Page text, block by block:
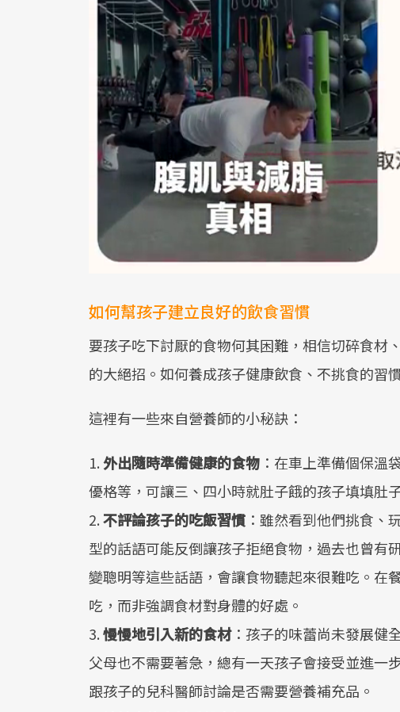
如何幫孩子建立良好的飲食習慣
要孩子吃下討厭的食物何其困難，相信切碎食材
的大絕招。如何養成孩子健康飲食、不挑食的習
這裡有一些來自營養師的小秘訣：
1.外出隨時準備健康的食物 ：在車上準備個保溫
優格等，可讓三、四小時就肚子餓的孩子填填肚
2.不評論孩子的吃飯習慣 ：雖然看到他們挑食、
型的話語可能反倒讓孩子拒絕食物，過去也曾有
變聰明等這些話語，會讓食物聽起來很難吃。在
吃，而非強調食材對身體的好處。
3.慢慢地引入新的食材：孩子的味蕾尚未發展健
父母也不需要著急，總有一天孩子會接受並進一
跟孩子的兒科醫師討論是否需要營養補充品。